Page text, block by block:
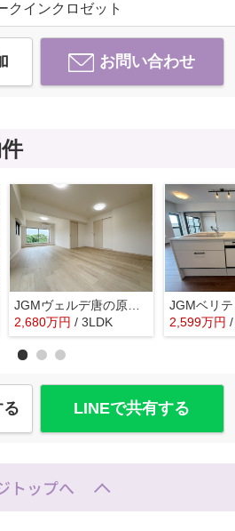
クインクロゼット
お問い合わせ
JGMヴェルデ唐の原駅前☆仲介手数料無料☆
2,680万円 / 3LDK 2,599万円
る LINEで共有する
トップへ